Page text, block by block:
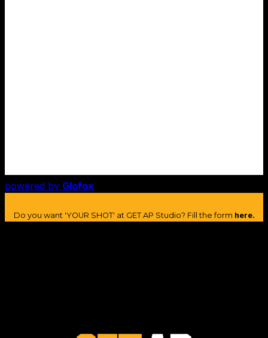
powered by Glofox
Do you want 'YOUR SHOT' at GET AP Studio? Fill the form here.